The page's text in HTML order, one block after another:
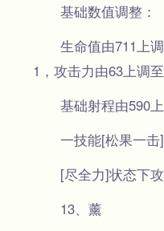
基础数值调整：
生命值由711上调
1，攻击力由63上调至
基础射程由590上
一技能[松果一击]
[尽全力]状态下攻
13、薰